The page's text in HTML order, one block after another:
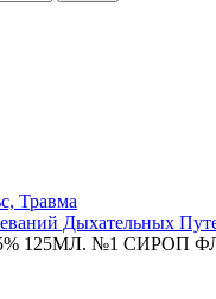
Травма
Дыхательных
125МЛ. №1 СИРОП